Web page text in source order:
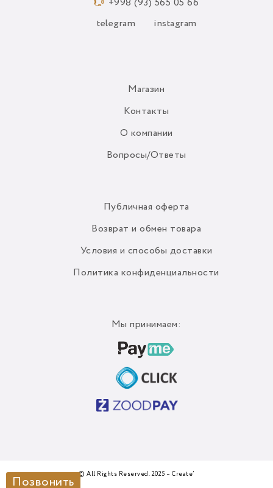
+998 (93) 565 05 66
telegram instagram
Магазин
Контакты
О компании
Вопросы/Ответы
Публичная оферта
Возврат и обмен товара
Условия и способы доставки
Политика конфиденциальности
Мы принимаем:
© All Rights Reserved. 2025 – Create’
Позвонить